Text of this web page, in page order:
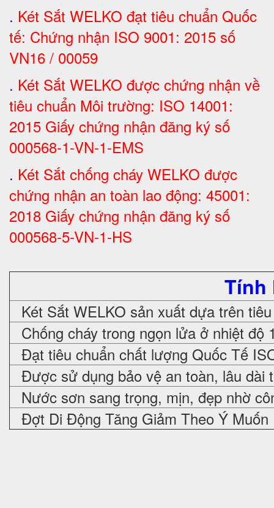
. Két Sắt WELKO đạt tiêu chuẩn Quốc
tế: Chứng nhận ISO 9001: 2015 số
VN16 / 00059
. Két Sắt WELKO được chứng nhận về
tiêu chuẩn Môi trường: ISO 14001:
2015 Giấy chứng nhận đăng ký số
000568-1-VN-1-EMS
. Két Sắt chống cháy WELKO được
chứng nhận an toàn lao động: 45001:
2018 Giấy chứng nhận đăng ký số
000568-5-VN-1-HS
Tính
Két Sắt WELKO sản xuất dựa trên
Chống cháy trong ngọn lửa ở nhiệt độ
Đạt tiêu chuẩn chất lượng Quốc Tế
Được sử dụng bảo vệ an toàn, lâu dài
Nước sơn sang trọng, mịn, đẹp nhờ
Đợt Di Động Tăng Giảm Theo Ý Muốn